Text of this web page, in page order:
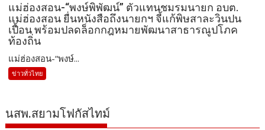
แม่ฮ่องสอน-“พงษ์พิพัฒน์” ตัวแทนชมรมนายก อบต.
แม่ฮ่องสอน ยื่นหนังสือถึงนายกฯ จี้แก้พิษสาละวินปน
เปื้อน พร้อมปลดล็อกกฎหมายพัฒนาสาธารณูปโภค
ท้องถิ่น
แม่ฮ่องสอน-“พงษ์...
ข่าวทั่วไทย
นสพ.สยามโฟกัสไทม์